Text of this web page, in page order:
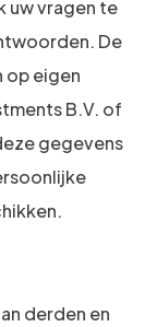
uw vragen te
De
op eigen
B.V. of
gegevens
derden en